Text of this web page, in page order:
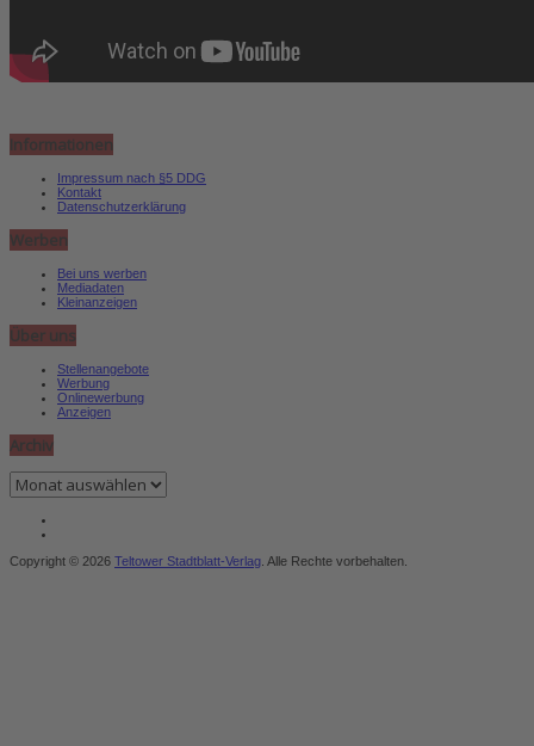
Informationen
Impressum nach §5 DDG
Kontakt
Datenschutzerklärung
Werben
Bei uns werben
Mediadaten
Kleinanzeigen
Über uns
Stellenangebote
Werbung
Onlinewerbung
Anzeigen
Archiv
Archiv
Copyright © 2026 Teltower Stadtblatt-Verlag . Alle Rechte vorbehalten.